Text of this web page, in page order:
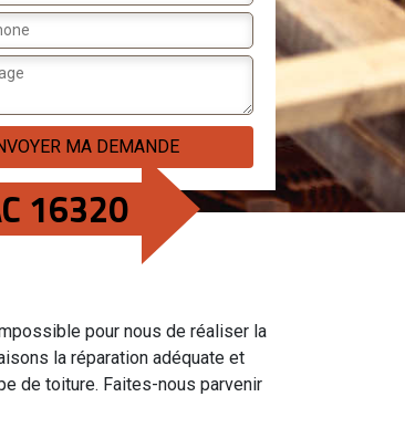
16320
pour nous de réaliser la
la réparation adéquate et
de toiture. Faites-nous parvenir